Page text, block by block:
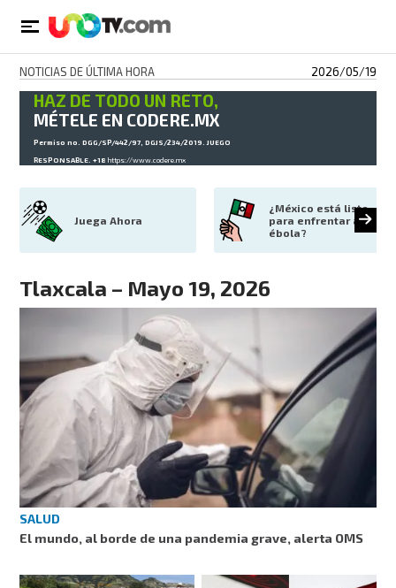
NOTICIAS DE ÚLTIMA HORA 2026/05/19
HAZ DE TODO UN RETO,
MÉTELE EN CODERE.MX
Permiso no. DGG/SP/442/97, DGJS/234/2019. JUEGO
RESPONSABLE. +18https://www.codere.mx
Juega Ahora
¿México está listo
para enfrentar al
ébola?
Tlaxcala – Mayo 19, 2026
SALUD
El mundo, al borde de una pandemia grave, alerta OMS